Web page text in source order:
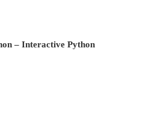
– Interactive Python